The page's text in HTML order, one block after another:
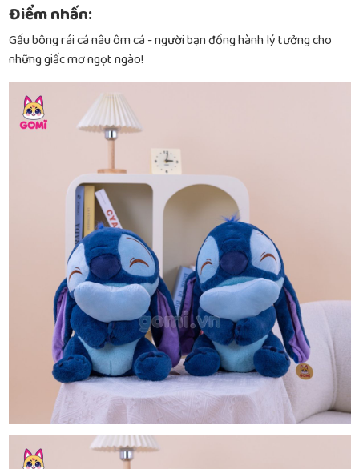
Điểm nhấn:
Gấu bông rái cá nâu ôm cá - người bạn đồng hành lý tưởng cho
những giấc mơ ngọt ngào!